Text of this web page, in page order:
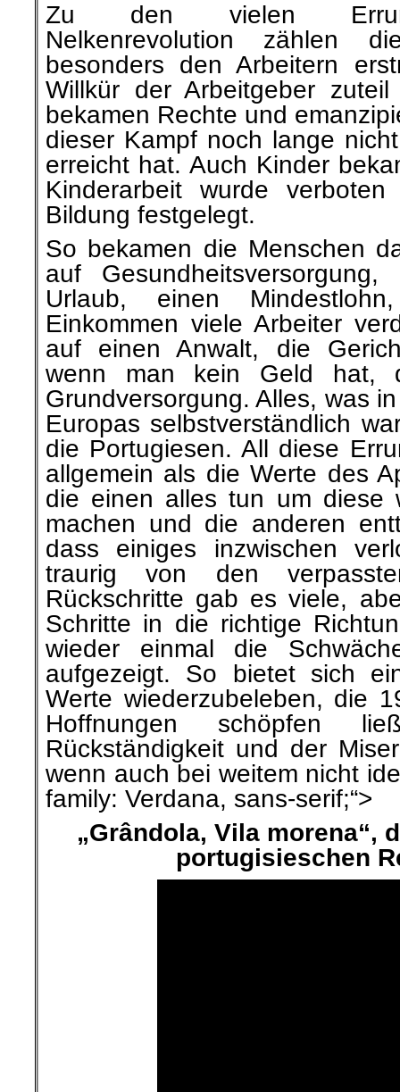
Zu den vielen
Nelkenrevolution zählen
besonders den Arbeitern
Willkür der Arbeitgeber
bekamen Rechte und
dieser Kampf noch lange
erreicht hat. Auch Kinder
Kinderarbeit wurde
Bildung festgelegt.
So bekamen die Menschen
auf Gesundheitsversorgung,
Urlaub, einen
Einkommen viele Arbeiter
auf einen Anwalt, die
wenn man kein Geld hat,
Grundversorgung. Alles, was
Europas selbstverständlich
die Portugiesen. All diese
allgemein als die Werte des
die einen alles tun um diese
machen und die anderen
dass einiges inzwischen
traurig von den
Rückschritte gab es viele,
Schritte in die richtige
wieder einmal die
aufgezeigt. So bietet sich
Werte wiederzubeleben, die
Hoffnungen schöpfen
Rückständigkeit und der
wenn auch bei weitem nicht
family: Verdana, sans-serif;“>
„Grândola, Vila morena“,
portugisieschen